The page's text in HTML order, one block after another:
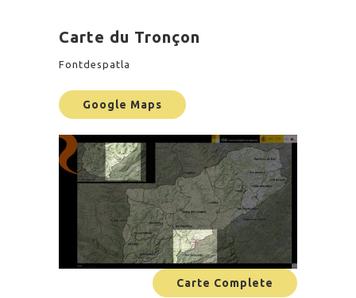
Carte du Tronçon
Fontdespatla
Google Maps
Carte Complete